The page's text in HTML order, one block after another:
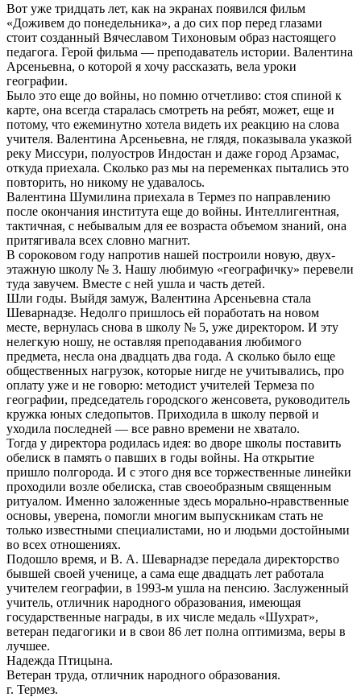
Вот уже тридцать лет, как на экранах появился фильм
«Доживем до понедельника», а до сих пор перед глазами
стоит созданный Вячеславом Тихоновым образ настоящего
педагога. Герой фильма — преподаватель истории. Валентина
Арсеньевна, о которой я хочу рассказать, вела уроки
географии.
Было это еще до войны, но помню отчетливо: стоя спиной к
карте, она всегда старалась смотреть на ребят, может, еще и
потому, что ежеминутно хотела видеть их реакцию на слова
учителя. Валентина Арсеньевна, не глядя, показывала указкой
реку Миссури, полуостров Индостан и даже город Арзамас,
откуда приехала. Сколько раз мы на переменках пытались это
повторить, но никому не удавалось.
Валентина Шумилина приехала в Термез по направлению
после окончания института еще до войны. Интеллигентная,
тактичная, с небывалым для ее возраста объемом знаний, она
притягивала всех словно магнит.
В сороковом году напротив нашей построили новую, двух-
этажную школу № 3. Нашу любимую «географичку» перевели
туда завучем. Вместе с ней ушла и часть детей.
Шли годы. Выйдя замуж, Валентина Арсеньевна стала
Шеварнадзе. Недолго пришлось ей поработать на новом
месте, вернулась снова в школу № 5, уже директором. И эту
нелегкую ношу, не оставляя преподавания любимого
предмета, несла она двадцать два года. А сколько было еще
общественных нагрузок, которые нигде не учитывались, про
оплату уже и не говорю: методист учителей Термеза по
географии, председатель городского женсовета, руководитель
кружка юных следопытов. Приходила в школу первой и
уходила последней — все равно времени не хватало.
Тогда у директора родилась идея: во дворе школы поставить
обелиск в память о павших в годы войны. На открытие
пришло полгорода. И с этого дня все торжественные линейки
проходили возле обелиска, став своеобразным священным
ритуалом. Именно заложенные здесь морально-нравственные
основы, уверена, помогли многим выпускникам стать не
только известными специалистами, но и людьми достойными
во всех отношениях.
Подошло время, и В. А. Шеварнадзе передала директорство
бывшей своей ученице, а сама еще двадцать лет работала
учителем географии, в 1993-м ушла на пенсию. Заслуженный
учитель, отличник народного образования, имеющая
государственные награды, в их числе медаль «Шухрат»,
ветеран педагогики и в свои 86 лет полна оптимизма, веры в
лучшее.
Надежда Птицына.
Ветеран труда, отличник народного образования.
г. Термез.